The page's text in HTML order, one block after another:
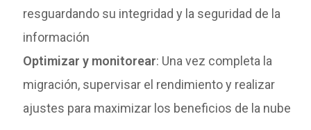
resguardando su integridad y la seguridad de la
información
Optimizar y monitorear: Una vez completa la
migración, supervisar el rendimiento y realizar
ajustes para maximizar los beneficios de la nube